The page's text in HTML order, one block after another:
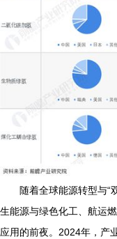
随着全球能源转型与“
生能源与绿色化工、航运
应用的前夜。2024年，产